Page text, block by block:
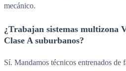
mecánico.
¿Trabajan sistemas multizona
Clase A suburbanos?
Sí. Mandamos técnicos entrenados